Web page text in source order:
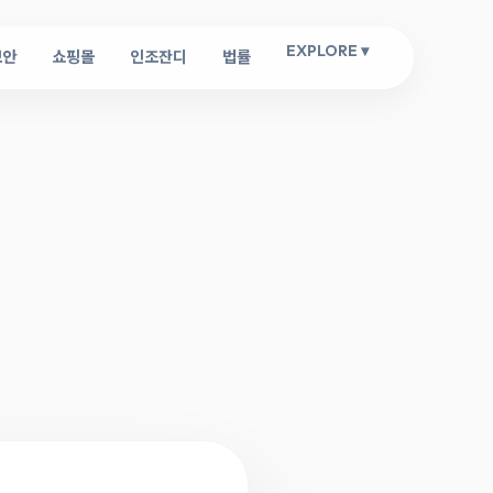
쇼핑몰 인조잔디 법률 EXPLORE ▾